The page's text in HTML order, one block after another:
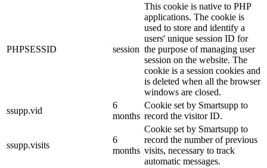
PHPSESSID session
This cookie is native to PHP
applications. The cookie is
used to store and identify a
users' unique session ID for
the purpose of managing user
session on the website. The
cookie is a session cookies and
is deleted when all the browser
windows are closed.
ssupp.vid
6
months
Cookie set by Smartsupp to
record the visitor ID.
ssupp.visits
6
months
Cookie set by Smartsupp to
record the number of previous
visits, necessary to track
automatic messages.